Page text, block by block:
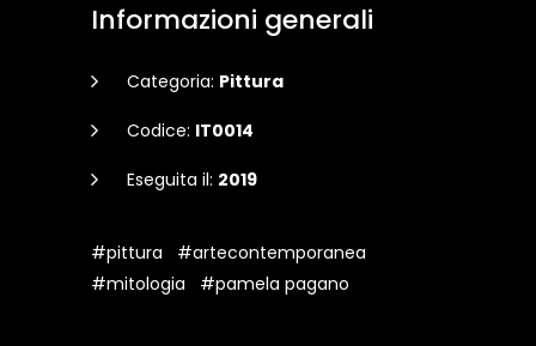
Informazioni generali
Categoria: Pittura
Codice: IT0014
Eseguita il: 2019
#pittura
#artecontemporanea
#mitologia
#pamela pagano